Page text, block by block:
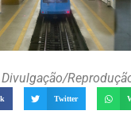
Twitter